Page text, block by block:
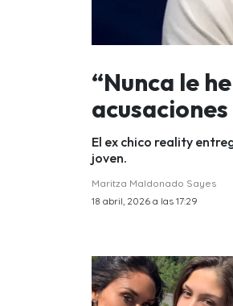
“Nunca le
El ex chico reality
joven.
Maritza Maldonado Sayes
18 abril, 2026 a las 17:29